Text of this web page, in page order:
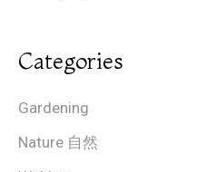
Categories
Gardening
Nature 自然